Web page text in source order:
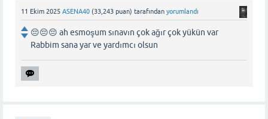
11 Ekim 2025 ASENA40 (33,243 puan) tarafından yorumlandı
😔😔😔 ah esmoşum sınavın çok ağır çok yükün var
Rabbim sana yar ve yardımcı olsun